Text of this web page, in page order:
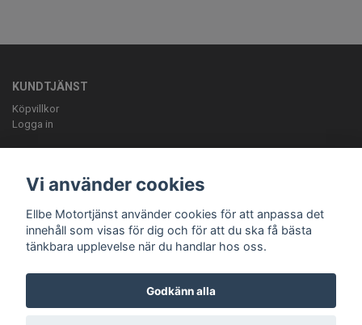
KUNDTJÄNST
Köpvillkor
Logga in
info@ellbemotortjanst.seÖppettider: Måndag -Torsdag 8-18 Fredag 8-
Vi använder cookies
Ellbe Motortjänst använder cookies för att anpassa det
innehåll som visas för dig och för att du ska få bästa
tänkbara upplevelse när du handlar hos oss.
Godkänn alla